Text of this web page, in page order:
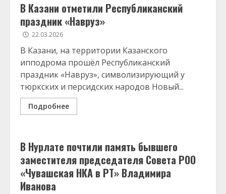
В Казани отметили Республиканский
праздник «Навруз»
22.03.2026
В Казани, на территории Казанского
ипподрома прошёл Республиканский
праздник «Навруз», символизирующий у
тюркских и персидских народов Новый...
Подробнее
В Нурлате почтили память бывшего
заместителя председателя Совета РОО
«Чувашская НКА в РТ» Владимира
Иванова